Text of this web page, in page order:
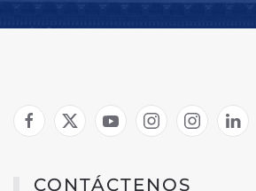
CONTÁCTENOS